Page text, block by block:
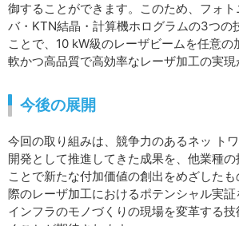
御することができます。このため、フォ
バ・KTN結晶・計算機ホログラムの3つの
ことで、10 kW級のレーザビームを任意の
軟かつ高品質で高効率なレーザ加工の実現
今後の展開
今回の取り組みは、競争力のあるネッ ト
開発として推進してきた成果を、他業種
ことで新たな付加価値の創出をめざした
際のレーザ加工におけるポテンシャル実
インフラのモノづくりの現場を変革する